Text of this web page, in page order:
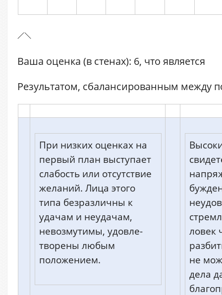
Ваша оценка (в стенах): 6, что является
Результатом, сбалансированным между
При низких оценках на
первый план выступает
слабость или отсутствие
желаний. Лица этого
типа безразличны к
удачам и неудачам,
невозмутимы, удовле-
творены любым
положением.
ловек
не
дела